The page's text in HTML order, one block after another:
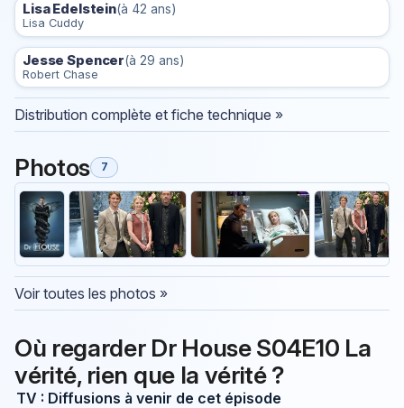
Lisa Edelstein(à 42 ans)
Lisa Cuddy
Jesse Spencer(à 29 ans)
Robert Chase
Distribution complète et fiche technique »
Photos 7
Voir toutes les photos »
Où regarder Dr House S04E10 La
vérité, rien que la vérité ?
TV : Diffusions à venir de cet épisode